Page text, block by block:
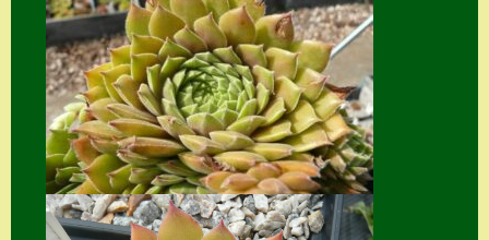
Hostas
Impressum
Kasse
Kontakt
Mein Konto
Naturformen